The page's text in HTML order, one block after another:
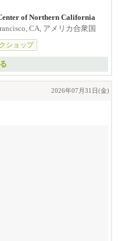
ま...
of Northern California
CA, アメリカ合衆国
ショップ
2026年07月31日(金)